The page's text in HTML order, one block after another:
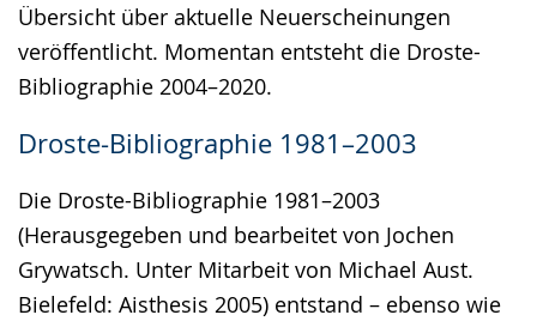
Übersicht über aktuelle Neuerscheinungen
veröffentlicht. Momentan entsteht die Droste-
Bibliographie 2004–2020.
Droste-Bibliographie 1981–2003
Die Droste-Bibliographie 1981–2003
(Herausgegeben und bearbeitet von Jochen
Grywatsch. Unter Mitarbeit von Michael Aust.
Bielefeld: Aisthesis 2005) entstand – ebenso wie